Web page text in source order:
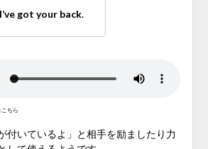
I’ve got your back.
ちら
付いているよ」と相手を励ましたり力